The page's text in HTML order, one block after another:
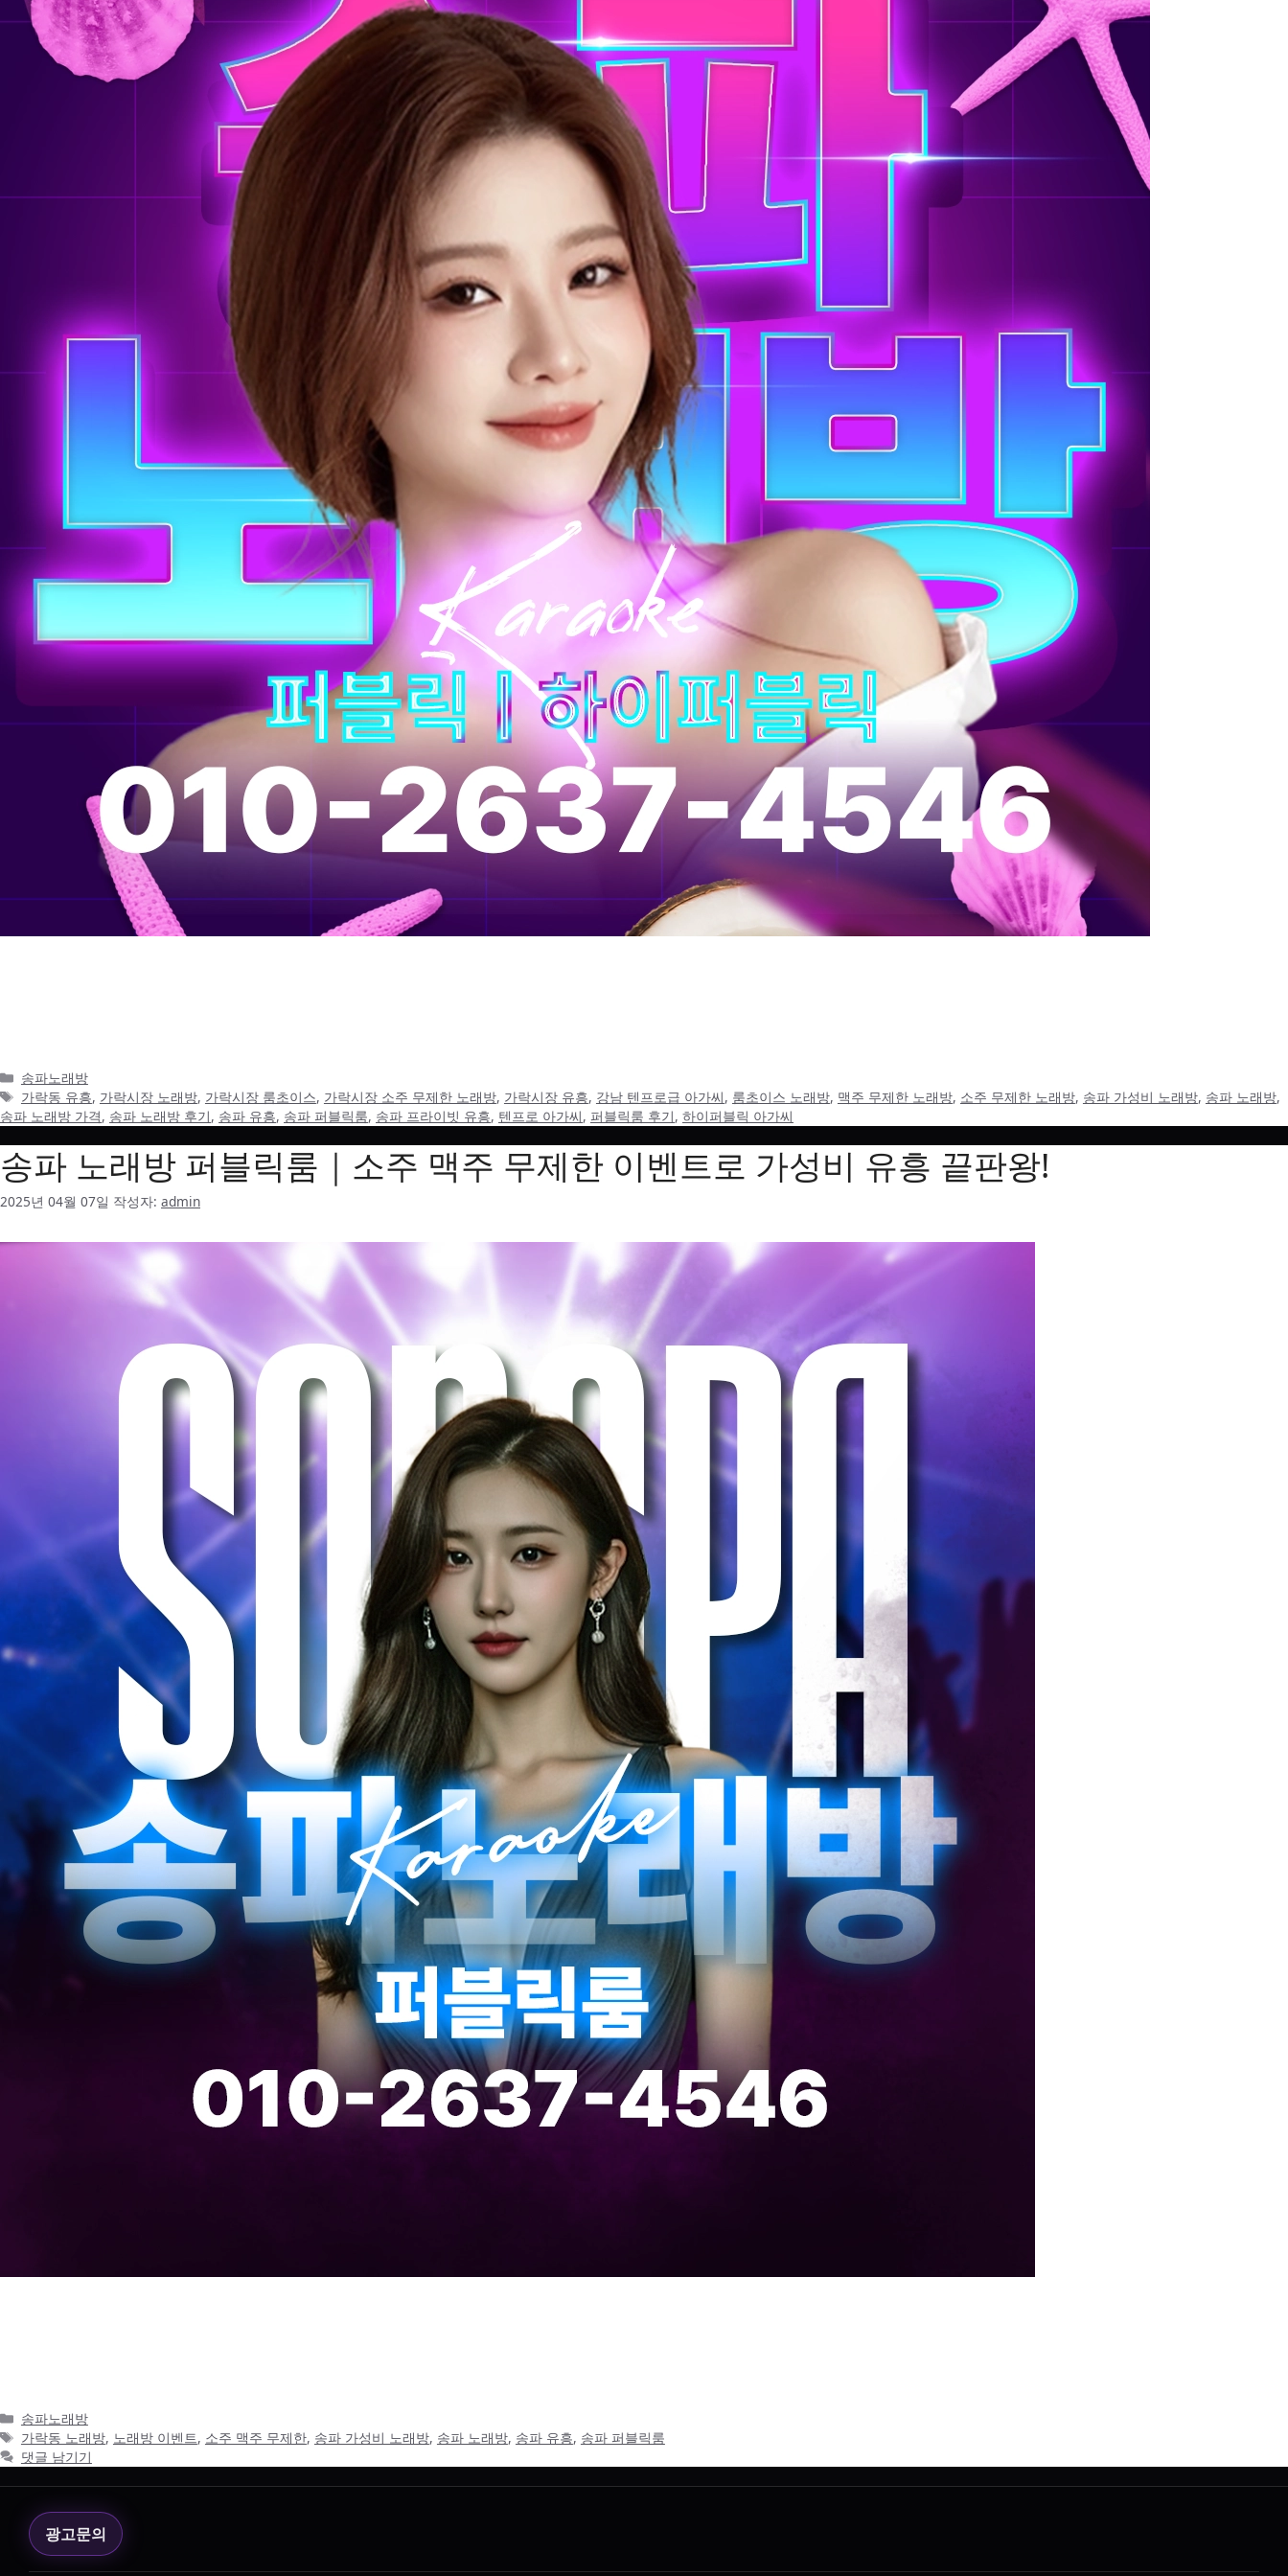
카
테
고
송파노래방
태
그
가락동 유흥, 가락시장 노래방, 가락시장 룸초이스, 가락시장 소주 무제한 노래방, 가락시장 유흥, 강남 텐프로급 아가씨, 룸초이스 노래방, 맥주 무제한 노래방, 소주 무제한 노래방, 송파 가성비 노래방, 송파 노래방,
송파 노래방 가격, 송파 노래방 후기, 송파 유흥, 송파 퍼블릭룸, 송파 프라이빗 유흥, 텐프로 아가씨, 퍼블릭룸 후기, 하이퍼블릭 아가씨
송파 노래방 퍼블릭룸｜소주 맥주 무제한 이벤트로 가성비 유흥 끝판왕!
2025년 04월 07일 작성자: admin
카
테
고
송파노래방
태
그
가락동 노래방, 노래방 이벤트, 소주 맥주 무제한, 송파 가성비 노래방, 송파 노래방, 송파 유흥, 송파 퍼블릭룸
댓글 남기기
광고문의